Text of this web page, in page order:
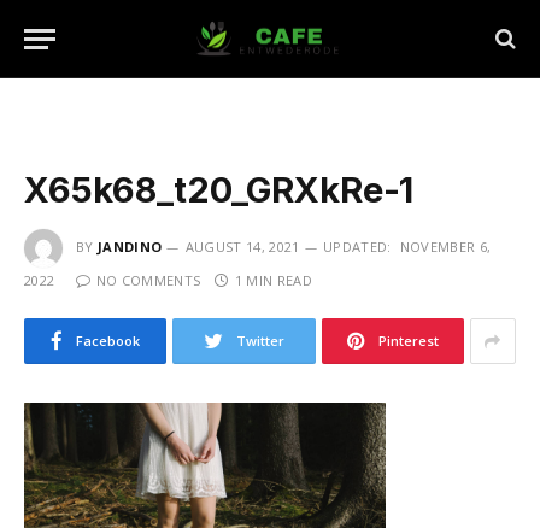
X65k68_t20_GRXkRe-1
BY JANDINO AUGUST 14, 2021 UPDATED:
NOVEMBER 6,
2022
NO COMMENTS 1 MIN READ
Facebook Twitter Pinterest